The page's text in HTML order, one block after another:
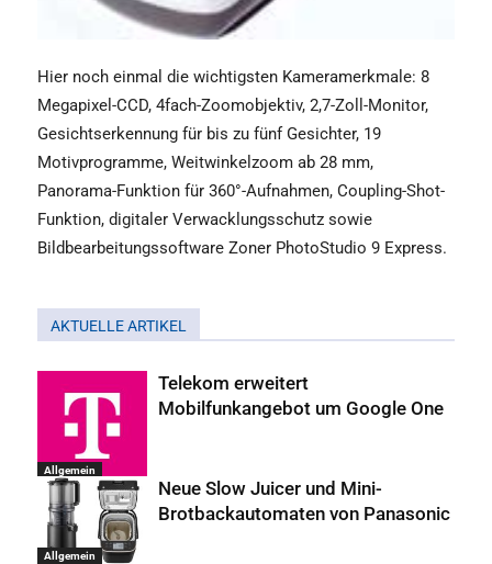
Hier noch einmal die wichtigsten Kameramerkmale: 8
Megapixel-CCD, 4fach-Zoomobjektiv, 2,7-Zoll-Monitor,
Gesichtserkennung für bis zu fünf Gesichter, 19
Motivprogramme, Weitwinkelzoom ab 28 mm,
Panorama-Funktion für 360°-Aufnahmen, Coupling-Shot-
Funktion, digitaler Verwacklungsschutz sowie
Bildbearbeitungssoftware Zoner PhotoStudio 9 Express.
AKTUELLE ARTIKEL
Allgemein
Telekom erweitert
Mobilfunkangebot um Google One
Allgemein
Neue Slow Juicer und Mini-
Brotbackautomaten von Panasonic